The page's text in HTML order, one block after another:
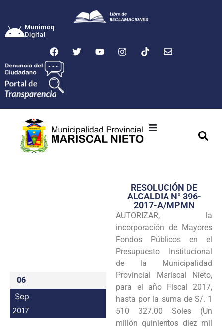
Munimoq
Digital
Transparencia
Seguridad
Programas
Intranet
06
Sep
2017
RESOLUCIÓN DE
ALCALDIA N° 396-
2017-A/MPMN
AUTORIZAR, la
incorporación de Mayores
Fondos Públicos en el
Presupuesto Institucional
de la Municipalidad
Provincial Mariscal Nieto,
para el año Fiscal 2017,
hasta por la suma de S/. 1
510 327.00 Soles (Un
millón quinientos diez mil